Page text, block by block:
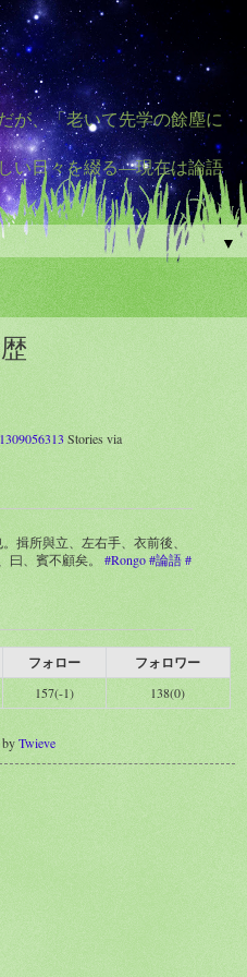
が、「老いて先学の餘塵に
い日々を綴る―現在は論語
▼
Stories via
所與立、左右手、衣前後、
曰、賓不顧矣。 #Rongo#論語#
フォロー フォロワー
157(-1) 138(0)
byTwieve